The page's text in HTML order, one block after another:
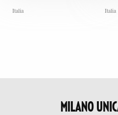
Italia Italia
MILANO